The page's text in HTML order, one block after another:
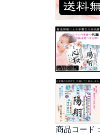
商品コード：